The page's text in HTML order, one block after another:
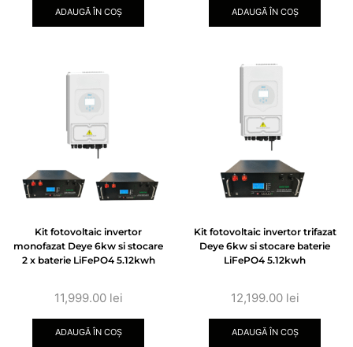
ADAUGĂ ÎN COȘ ADAUGĂ ÎN COȘ
Kit fotovoltaic invertor
monofazat Deye 6kw si stocare
2 x baterie LiFePO4 5.12kwh
11,999.00 lei
ADAUGĂ ÎN COȘ
Kit fotovoltaic invertor trifazat
Deye 6kw si stocare baterie
LiFePO4 5.12kwh
12,199.00 lei
ADAUGĂ ÎN COȘ